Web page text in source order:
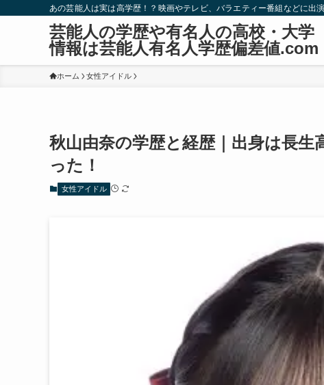
あの芸能人は実は高学歴！？映画やテレビ、バラエティー番組などに出
芸能人の学歴や有名人の高校・大学
情報は芸能人有名人学歴偏差値.com
ホーム 女性アイドル
秋山由奈の学歴と経歴｜出身は長
った！
女性アイドル